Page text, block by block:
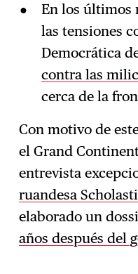
En los últimos
las tensiones
Democrática
contra las
cerca de la
Con motivo de
el Grand
entrevista
ruandesa
elaborado un
años después del